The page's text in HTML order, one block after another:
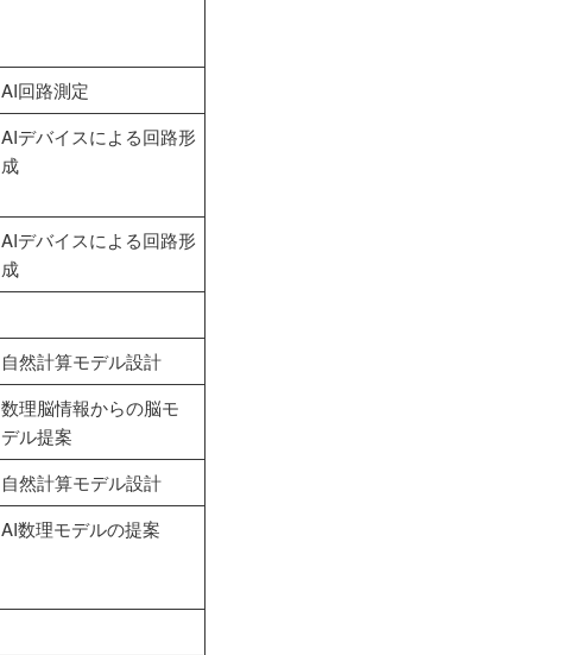
AI回路測定
AIデバイスによる回路形
成
AIデバイスによる回路形
成
自然計算モデル設計
数理脳情報からの脳モ
デル提案
自然計算モデル設計
AI数理モデルの提案